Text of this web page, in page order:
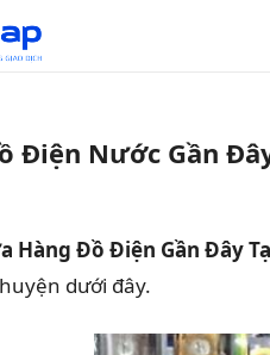
Điện Nước Gần
Hàng Đồ Điện Gần Đây
dưới đây.